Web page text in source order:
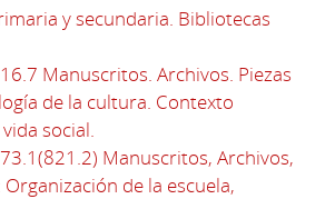
y secundaria. Bibliotecas
Manuscritos. Archivos. Piezas
de la cultura. Contexto
social.
Manuscritos, Archivos,
Organización de la escuela,